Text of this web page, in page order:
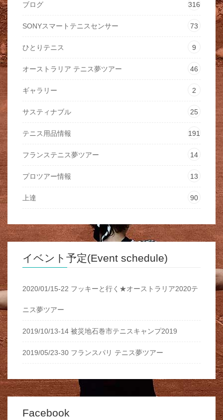
ブログ 316
SONYスマートテニスセンサー 73
ひとりテニス 9
オーストラリア テニス夢ツアー 46
ギャラリー 2
サスティナブル 25
テニス用品情報 191
フランステニス夢ツアー 14
プロツアー情報 13
上達 90
イベント予定(Event schedule)
2020/01/15-22 フッキーと行く★オーストラリア2020テ
ニス夢ツアー
2019/10/13-14 被災地石巻市テニスキャンプ2019
2019/05/23-30 フランスパリ テニス夢ツアー
Facebook